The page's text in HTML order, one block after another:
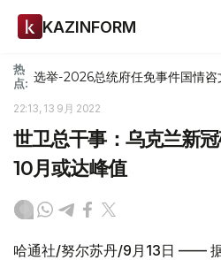
KAZINFORM
热
点: 选举-2026总统府任免事件国情咨
22:13, 13 9月 2022
世卫总干事：乌克兰新
10月或达峰值
哈通社/努尔苏丹/9月13日 ——